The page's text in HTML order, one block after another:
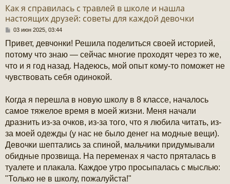
Как я справилась с травлей в школе и нашла
настоящих друзей: советы для каждой девочки
С
о
б
е
н
и
03 июн 2025, 03:44
Привет, девчонки! Решила поделиться своей историей,
потому что знаю — сейчас многие проходят через то же,
что и я год назад. Надеюсь, мой опыт кому-то поможет не
чувствовать себя одинокой.
Когда я перешла в новую школу в 8 классе, началось
самое тяжелое время в моей жизни. Меня начали
дразнить из-за очков, из-за того, что я любила читать, из-
за моей одежды (у нас не было денег на модные вещи).
Девочки шептались за спиной, мальчики придумывали
обидные прозвища. На переменах я часто пряталась в
туалете и плакала. Каждое утро просыпалась с мыслью:
"Только не в школу, пожалуйста!"